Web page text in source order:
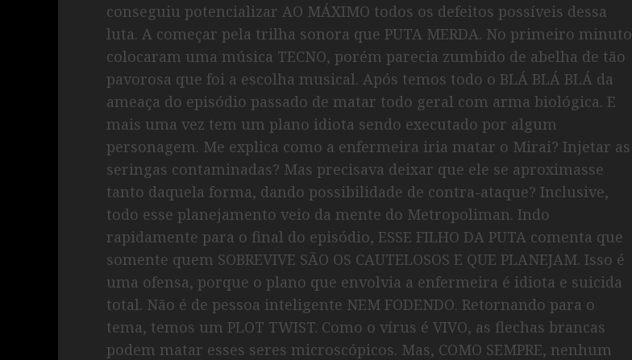
conseguiu potencializar AO MÁXIMO todos os defeitos possíveis dessa
luta. A começar pela trilha sonora que PUTA MERDA. No primeiro minuto
colocaram uma música TECNO, porém parecia zumbido de abelha de tão
pavorosa que foi a escolha musical. Após temos todo o BLÁ BLÁ BLÁ da
ameaça do episódio passado de matar todo geral com arma biológica. E
mais uma vez tem um plano idiota sendo executado por algum
personagem. Me explica como a enfermeira iria matar o Mirai? Injetar as
seringas contaminadas? Mas precisava deixar que ele se aproximasse
tanto daquela forma, dando possibilidade de contra-ataque? Inclusive,
todo esse planejamento veio da mente do Metropoliman. Indo
rapidamente para o final do episódio, ESSE FILHO DA PUTA comenta que
somente quem SOBREVIVE SÃO OS CAUTELOSOS E QUE PLANEJAM. Isso é
uma ofensa, porque o plano que envolvia a enfermeira é idiota e suicida
total. Não é de pessoa inteligente NEM FODENDO. Retornando para o
tema, temos um PLOT TWIST. Como o vírus é VIVO, as flechas brancas
podem matar esses seres microscópicos. Mas, COMO SEMPRE, nenhum